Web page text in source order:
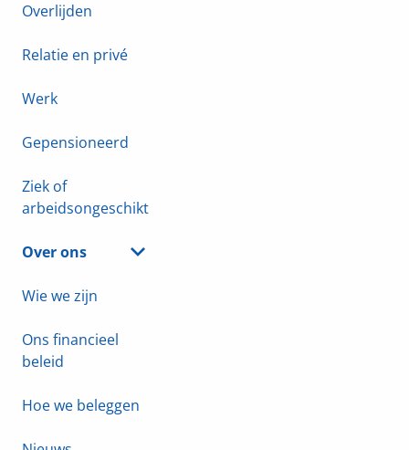
Overlijden
Relatie en privé
Werk
Gepensioneerd
Ziek of
arbeidsongeschikt
Over ons
Wie we zijn
Ons financieel
beleid
Hoe we beleggen